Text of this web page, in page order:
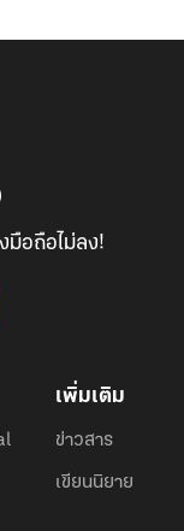
มือถือไม่ลง!
เพิ่มเติม
ข่าวสาร
เขียนนิยาย